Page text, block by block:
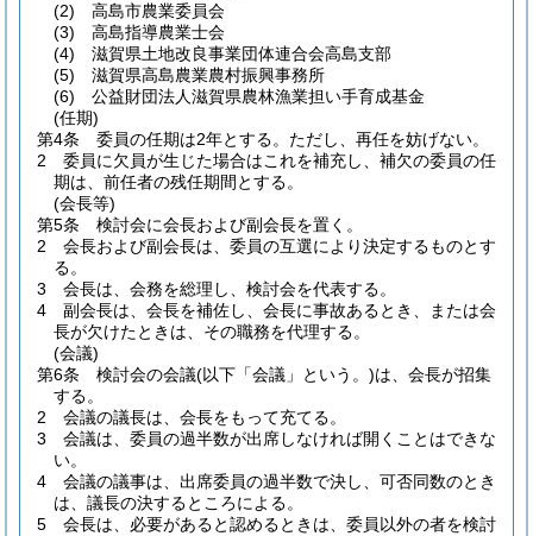
(2)
高島市農業委員会
(3)
高島指導農業士会
(4)
滋賀県土地改良事業団体連合会高島支部
(5)
滋賀県高島農業農村振興事務所
(6)
公益財団法人滋賀県農林漁業担い手育成基金
(任期)
第4条
委員の任期は2年とする。 ただし、再任を妨げない。
2
委員に欠員が生じた場合はこれを補充し、補欠の委員の任
期は、前任者の残任期間とする。
(会長等)
第5条
検討会に会長および副会長を置く。
2
会長および副会長は、委員の互選により決定するものとす
る。
3
会長は、会務を総理し、検討会を代表する。
4
副会長は、会長を補佐し、会長に事故あるとき、または会
長が欠けたときは、その職務を代理する。
(会議)
第6条
検討会の会議(以下「会議」という。)は、会長が招集
する。
2
会議の議長は、会長をもって充てる。
3
会議は、委員の過半数が出席しなければ開くことはできな
い。
4
会議の議事は、出席委員の過半数で決し、可否同数のとき
は、議長の決するところによる。
5
会長は、必要があると認めるときは、委員以外の者を検討